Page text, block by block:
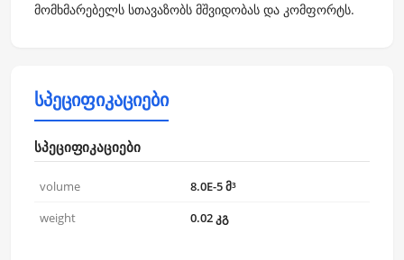
მომხმარებელს სთავაზობს მშვიდობას და კომფორტს.
სპეციფიკაციები
სპეციფიკაციები
volume
8.0E-5 მ³
weight
0.02 კგ